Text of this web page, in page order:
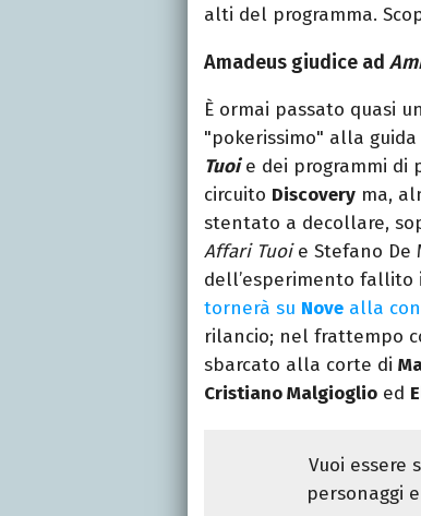
alti del programma.
Amadeus giudice ad
È ormai passato quasi
"pokerissimo" alla
Tuoie dei programmi di
circuito Discovery ma,
stentato a decollare,
Affari Tuoie Stefano De
dell’esperimento fallito
tornerà su Nove alla
rilancio; nel frattempo
sbarcato alla corte di
Cristiano Malgioglio ed
Vuoi essere
personaggi